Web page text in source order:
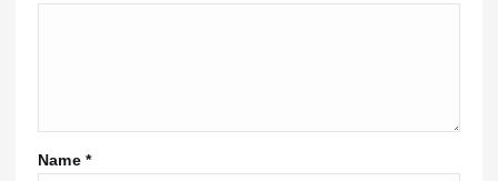
Name *